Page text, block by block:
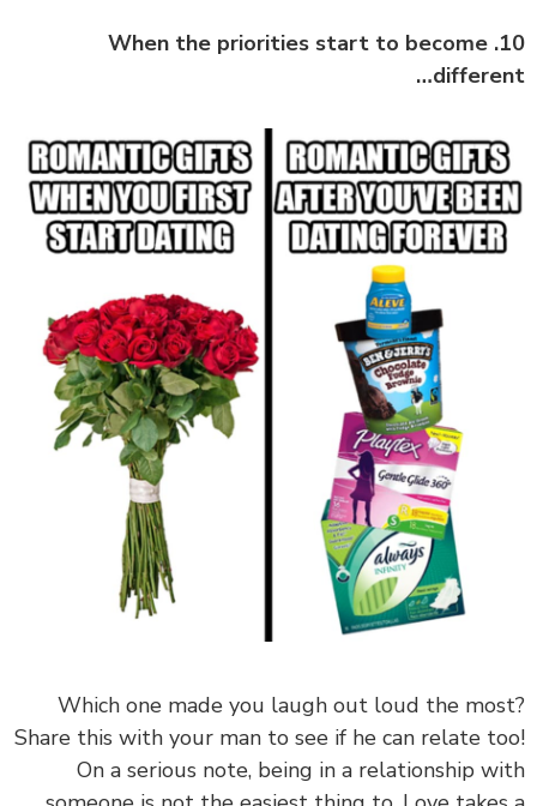
10. When the priorities start to become
different…
Which one made you laugh out loud the most?
Share this with your man to see if he can relate too!
On a serious note, being in a relationship with